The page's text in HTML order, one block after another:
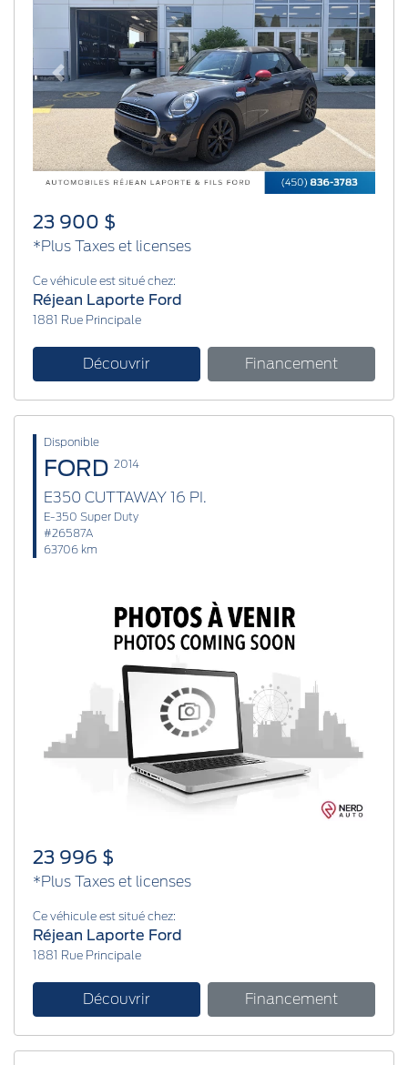
Previous Next
23 900 $
*Plus Taxes et licenses
Ce véhicule est situé chez:
Réjean Laporte Ford
1881 Rue Principale
Découvrir Financement
Disponible
FORD 2014
E350 CUTTAWAY 16 PI.
E-350 Super Duty
#26587A
63706 km
23 996 $
*Plus Taxes et licenses
Ce véhicule est situé chez:
Réjean Laporte Ford
1881 Rue Principale
Découvrir Financement